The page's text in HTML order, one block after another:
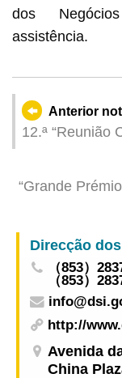
dos
assistência.
Anterior
12.ª “Reunião
“Cerimónia
Relatórios de
Financeira
“Grande
Limited,
Direcção
（853）
（853）
http://
Avenida
China